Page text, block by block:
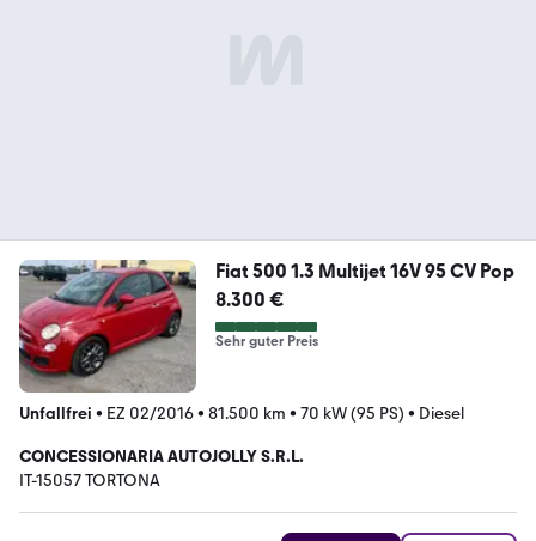
Fiat 500 1.3 Multijet 16V 95 CV Pop
8.300 €
Sehr guter Preis
Unfallfrei • EZ 02/2016• 81.500 km • 70 kW (95 PS) • Diesel
CONCESSIONARIA AUTOJOLLY S.R.L.
IT-15057 TORTONA